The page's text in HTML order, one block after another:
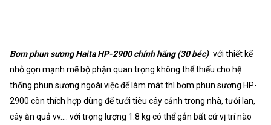
Bơm phun sương Haita HP-2900 chính hãng (30 béc) với thiết kế
nhỏ gọn mạnh mẽ bộ phận quan trọng không thể thiếu cho hệ
thống phun sương ngoài việc để làm mát thì bơm phun sương HP-
2900 còn thích hợp dùng để tưới tiêu cây cảnh trong nhà, tưới lan,
cây ăn quả vv.... với trọng lượng 1.8 kg có thể gắn bất cứ vị trí nào